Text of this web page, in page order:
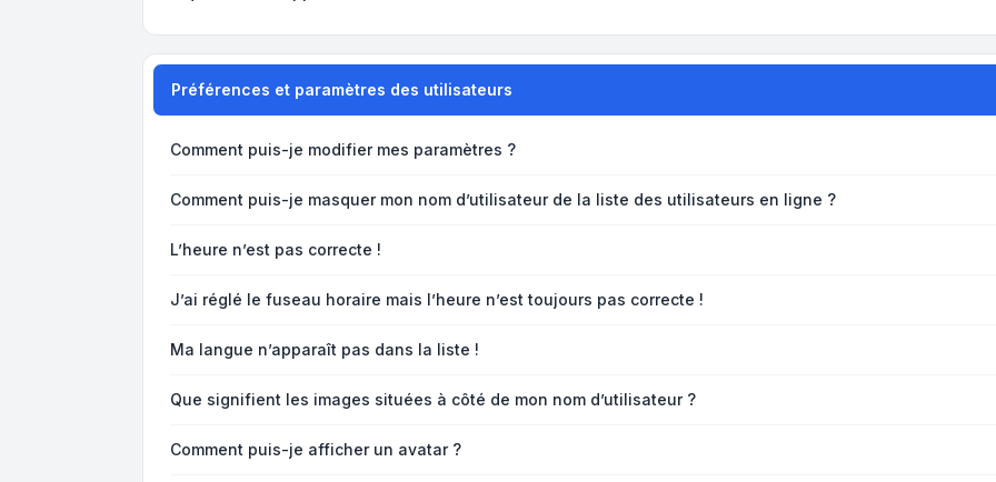
Préférences et paramètres des utilisateurs
Comment puis-je modifier mes paramètres ?
Comment puis-je masquer mon nom d’utilisateur de la liste des utilisateurs en ligne ?
L’heure n’est pas correcte !
J’ai réglé le fuseau horaire mais l’heure n’est toujours pas correcte !
Ma langue n’apparaît pas dans la liste !
Que signifient les images situées à côté de mon nom d’utilisateur ?
Comment puis-je afficher un avatar ?